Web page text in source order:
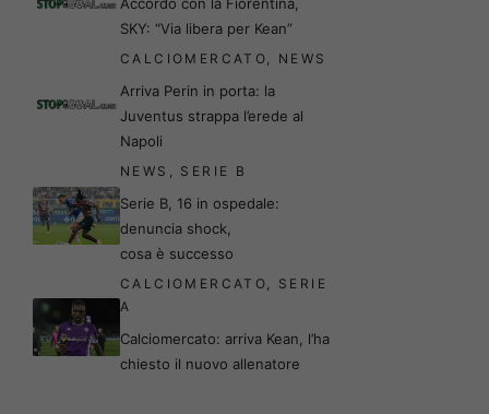
SKY: “Via libera per Kean”
CALCIOMERCATO NEWS
Arriva Perin in porta: la
Juventus strappa l’erede al
Napoli
NEWS SERIE B
Serie B, 16 in ospedale:
denuncia shock,
cosa è successo
CALCIOMERCATO
SERIE
A
Calciomercato: arriva Kean, l’ha
chiesto il nuovo allenatore